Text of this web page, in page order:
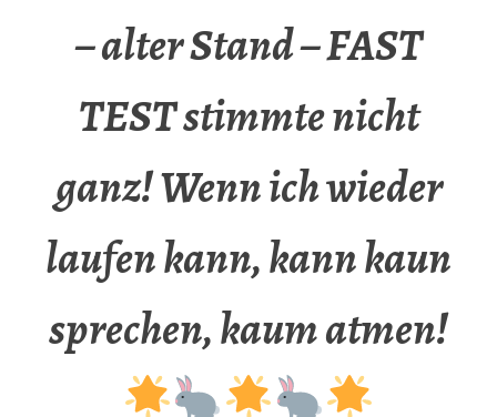
– alter Stand – FAST
TEST stimmte nicht
ganz! Wenn ich wieder
laufen kann, kann kaun
sprechen, kaum atmen!